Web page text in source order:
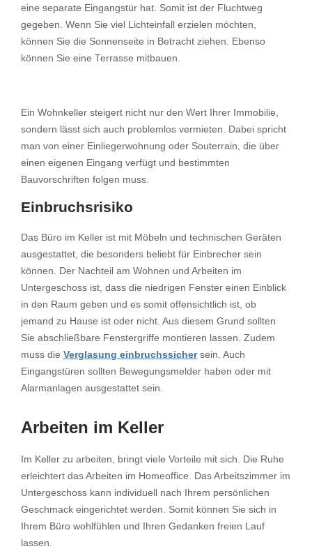
eine separate Eingangstür hat. Somit ist der Fluchtweg
gegeben. Wenn Sie viel Lichteinfall erzielen möchten,
können Sie die Sonnenseite in Betracht ziehen. Ebenso
können Sie eine Terrasse mitbauen.
Ein Wohnkeller steigert nicht nur den Wert Ihrer Immobilie,
sondern lässt sich auch problemlos vermieten. Dabei spricht
man von einer Einliegerwohnung oder Souterrain, die über
einen eigenen Eingang verfügt und bestimmten
Bauvorschriften folgen muss.
Einbruchsrisiko
Das Büro im Keller ist mit Möbeln und technischen Geräten
ausgestattet, die besonders beliebt für Einbrecher sein
können. Der Nachteil am Wohnen und Arbeiten im
Untergeschoss ist, dass die niedrigen Fenster einen Einblick
in den Raum geben und es somit offensichtlich ist, ob
jemand zu Hause ist oder nicht. Aus diesem Grund sollten
Sie abschließbare Fenstergriffe montieren lassen. Zudem
muss die Verglasung einbruchssichersein. Auch
Eingangstüren sollten Bewegungsmelder haben oder mit
Alarmanlagen ausgestattet sein.
Arbeiten im Keller
Im Keller zu arbeiten, bringt viele Vorteile mit sich. Die Ruhe
erleichtert das Arbeiten im Homeoffice. Das Arbeitszimmer im
Untergeschoss kann individuell nach Ihrem persönlichen
Geschmack eingerichtet werden. Somit können Sie sich in
Ihrem Büro wohlfühlen und Ihren Gedanken freien Lauf
lassen.